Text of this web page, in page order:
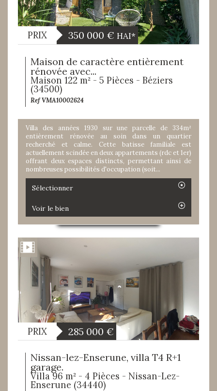
PRIX 350 000 € HAI*
Maison de caractère entièrement
rénovée avec...
Maison 122 m² - 5 Pièces - Béziers
(34500)
Ref VMA10002624
Villa des années 1930 sur une parcelle de 334m²
entièrement rénovée au soin dans un quartier
recherché et calme. Cette batisse familiale est
actuellement scindée en deux appartements (rdc et 1er)
offrant deux espaces distincts, permettant ainsi de
nombreuses possibilités d'occupation (soit...
Sélectionner
Voir le bien
PRIX 285 000 €
Nissan-lez-Enserune, villa T4 R+1
garage.
Villa 96 m² - 4 Pièces - Nissan-Lez-
Enserune (34440)